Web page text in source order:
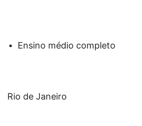
Ensino médio completo
Rio de Janeiro